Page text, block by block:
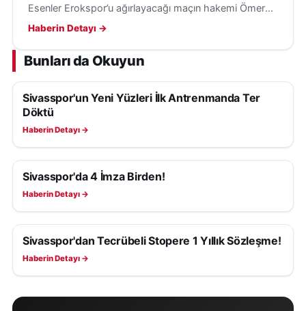
Esenler Erokspor’u ağırlayacağı maçın hakemi Ömer
Tolga Güldibi oldu. Karşılaşma 8 Ağustos’ta Sivas’ta
Haberin Detayı →
Bunları da Okuyun
SIVASSPOR HABERLERI
Sivasspor'un Yeni Yüzleri İlk Antrenmanda Ter
Döktü
Haberin Detayı →
SIVASSPOR HABERLERI
Sivasspor'da 4 İmza Birden!
Haberin Detayı →
SIVASSPOR HABERLERI
Sivasspor'dan Tecrübeli Stopere 1 Yıllık Sözleşme!
Haberin Detayı →